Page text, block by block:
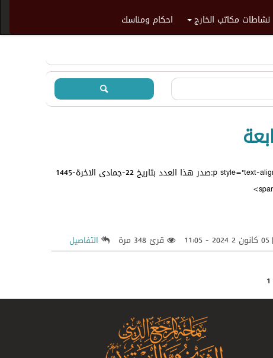
نشاطات مكاتب الخارج احكام ومناسك
<p style="text-align: center;"><span style="color: #ff0000; font-size: large; text-align: center;">&nbsp;صدر هذا العدد بتاريخ 22-جمادى الاخرة-1445
قرئ 348 مرة التفاصيل